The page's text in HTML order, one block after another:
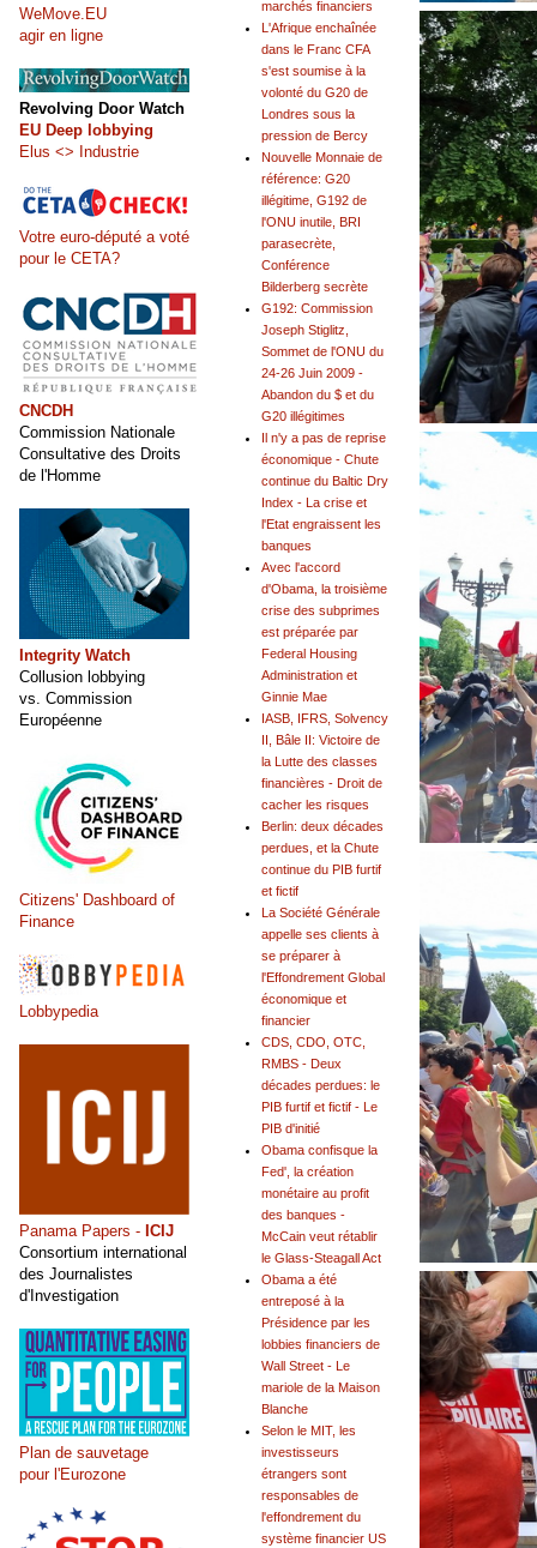
marchés financiers
L'Afrique enchaînée
dans le Franc CFA
s'est soumise à la
volonté du G20 de
Londres sous la
pression de Bercy
Nouvelle Monnaie de
référence: G20
illégitime, G192 de
l'ONU inutile, BRI
parasecrète,
Conférence
Bilderberg secrète
G192: Commission
Joseph Stiglitz,
Sommet de l'ONU du
24-26 Juin 2009 -
Abandon du $ et du
G20 illégitimes
Il n'y a pas de reprise
économique - Chute
continue du Baltic Dry
Index - La crise et
l'Etat engraissent les
banques
Avec l'accord
d'Obama, la troisième
crise des subprimes
est préparée par
Federal Housing
Administration et
Ginnie Mae
IASB, IFRS, Solvency
II, Bâle II: Victoire de
la Lutte des classes
financières - Droit de
cacher les risques
Berlin: deux décades
perdues, et la Chute
continue du PIB furtif
et fictif
La Société Générale
appelle ses clients à
se préparer à
l'Effondrement Global
économique et
financier
CDS, CDO, OTC,
RMBS - Deux
décades perdues: le
PIB furtif et fictif - Le
PIB d'initié
Obama confisque la
Fed', la création
monétaire au profit
des banques -
McCain veut rétablir
le Glass-Steagall Act
Obama a été
entreposé à la
Présidence par les
lobbies financiers de
Wall Street - Le
mariole de la Maison
Blanche
Selon le MIT, les
investisseurs
étrangers sont
responsables de
l'effondrement du
système financier US
WeMove.EU
agir en ligne
Revolving Door Watch
EU Deep lobbying
Elus <> Industrie
Votre euro-député a voté
pour le CETA?
CNCDH
Commission Nationale
Consultative des Droits
de l'Homme
Integrity Watch
Collusion lobbying
vs. Commission
Européenne
Citizens' Dashboard of
Finance
Lobbypedia
Panama Papers - ICIJ
Consortium international
des Journalistes
d'Investigation
Plan de sauvetage
pour l'Eurozone